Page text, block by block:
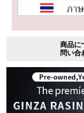
複
商品に
問い合